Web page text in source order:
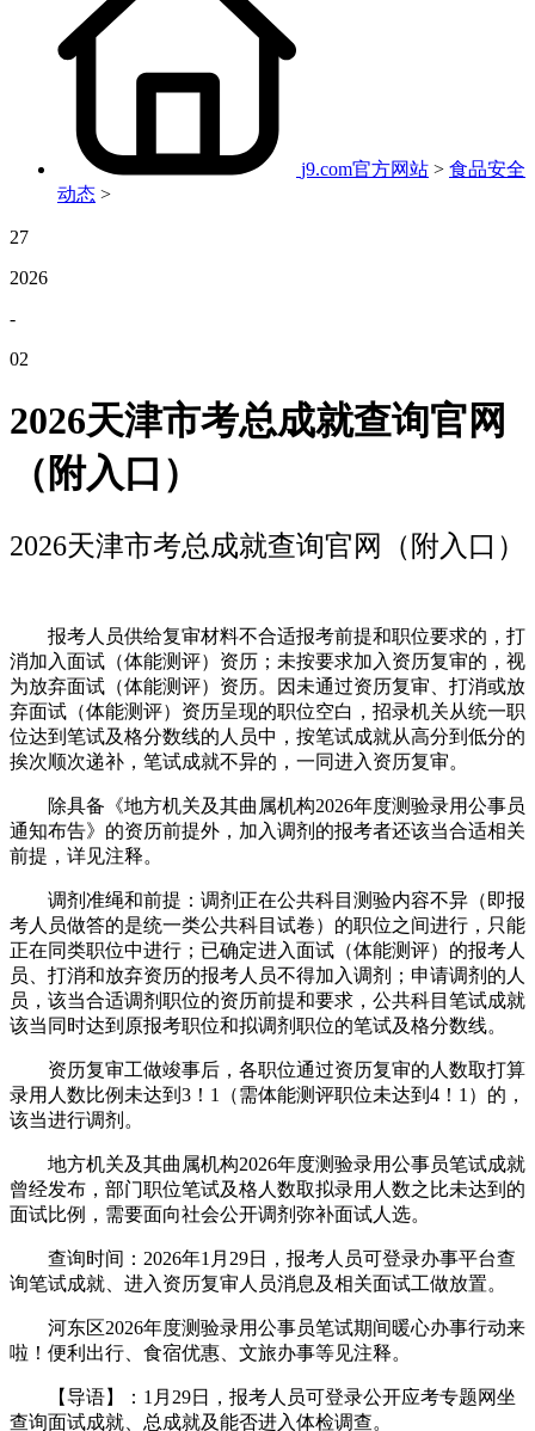
j9.com官方网站 > 食品安全
动态 >
27
2026
-
02
2026天津市考总成就查询官网
（附入口）
2026天津市考总成就查询官网（附入口）
报考人员供给复审材料不合适报考前提和职位要求的，打
消加入面试（体能测评）资历；未按要求加入资历复审的，视
为放弃面试（体能测评）资历。因未通过资历复审、打消或放
弃面试（体能测评）资历呈现的职位空白，招录机关从统一职
位达到笔试及格分数线的人员中，按笔试成就从高分到低分的
挨次顺次递补，笔试成就不异的，一同进入资历复审。
除具备《地方机关及其曲属机构2026年度测验录用公事员
通知布告》的资历前提外，加入调剂的报考者还该当合适相关
前提，详见注释。
调剂准绳和前提：调剂正在公共科目测验内容不异（即报
考人员做答的是统一类公共科目试卷）的职位之间进行，只能
正在同类职位中进行；已确定进入面试（体能测评）的报考人
员、打消和放弃资历的报考人员不得加入调剂；申请调剂的人
员，该当合适调剂职位的资历前提和要求，公共科目笔试成就
该当同时达到原报考职位和拟调剂职位的笔试及格分数线。
资历复审工做竣事后，各职位通过资历复审的人数取打算
录用人数比例未达到3！1（需体能测评职位未达到4！1）的，
该当进行调剂。
地方机关及其曲属机构2026年度测验录用公事员笔试成就
曾经发布，部门职位笔试及格人数取拟录用人数之比未达到的
面试比例，需要面向社会公开调剂弥补面试人选。
查询时间：2026年1月29日，报考人员可登录办事平台查
询笔试成就、进入资历复审人员消息及相关面试工做放置。
河东区2026年度测验录用公事员笔试期间暖心办事行动来
啦！便利出行、食宿优惠、文旅办事等见注释。
【导语】：1月29日，报考人员可登录公开应考专题网坐
查询面试成就、总成就及能否进入体检调查。